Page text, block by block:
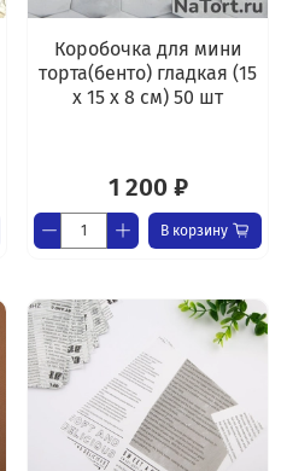
Коробочка для мини
торта(бенто) гладкая (15
х 15 х 8 см) 50 шт
1 200 ₽
В корзину